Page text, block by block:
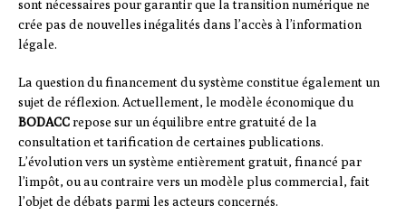
sont nécessaires pour garantir que la transition numérique ne
crée pas de nouvelles inégalités dans l’accès à l’information
légale.
La question du financement du système constitue également un
sujet de réflexion. Actuellement, le modèle économique du
BODACCrepose sur un équilibre entre gratuité de la
consultation et tarification de certaines publications.
L’évolution vers un système entièrement gratuit, financé par
l’impôt, ou au contraire vers un modèle plus commercial, fait
l’objet de débats parmi les acteurs concernés.